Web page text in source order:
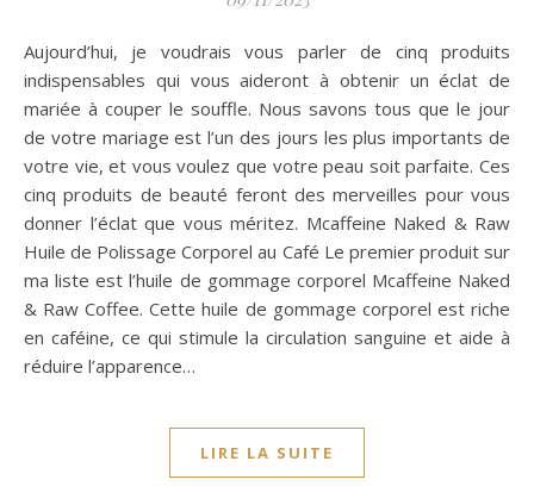
Aujourd’hui, je voudrais vous parler de cinq produits
indispensables qui vous aideront à obtenir un éclat de
mariée à couper le souffle. Nous savons tous que le jour
de votre mariage est l’un des jours les plus importants de
votre vie, et vous voulez que votre peau soit parfaite. Ces
cinq produits de beauté feront des merveilles pour vous
donner l’éclat que vous méritez. Mcaffeine Naked & Raw
Huile de Polissage Corporel au Café Le premier produit sur
ma liste est l’huile de gommage corporel Mcaffeine Naked
& Raw Coffee. Cette huile de gommage corporel est riche
en caféine, ce qui stimule la circulation sanguine et aide à
réduire l’apparence…
LIRE LA SUITE